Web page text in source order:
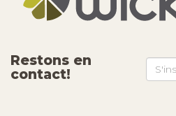
Restons en
contact!